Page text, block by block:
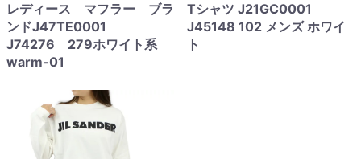
レディース マフラー ブラ
ンドJ47TE0001
J74276 279ホワイト系
warm-01
Tシャツ J21GC0001
J45148 102 メンズ ホワイ
ト